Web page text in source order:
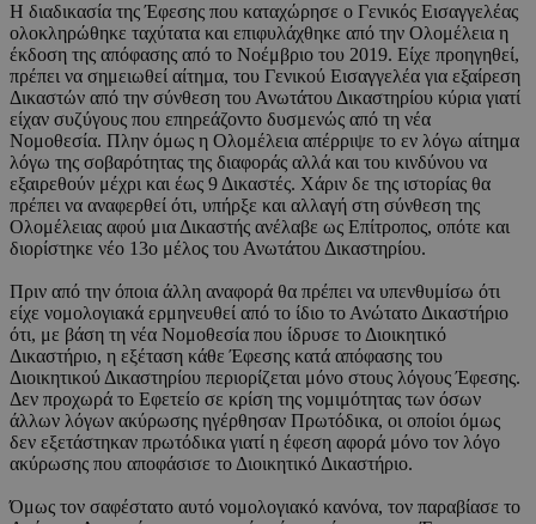
Η διαδικασία της Έφεσης που καταχώρησε ο Γενικός Εισαγγελέας
ολοκληρώθηκε ταχύτατα και επιφυλάχθηκε από την Ολομέλεια η
έκδοση της απόφασης από το Νοέμβριο του 2019. Είχε προηγηθεί,
πρέπει να σημειωθεί αίτημα, του Γενικού Εισαγγελέα για εξαίρεση
Δικαστών από την σύνθεση του Ανωτάτου Δικαστηρίου κύρια γιατί
είχαν συζύγους που επηρεάζοντο δυσμενώς από τη νέα
Νομοθεσία. Πλην όμως η Ολομέλεια απέρριψε το εν λόγω αίτημα
λόγω της σοβαρότητας της διαφοράς αλλά και του κινδύνου να
εξαιρεθούν μέχρι και έως 9 Δικαστές. Χάριν δε της ιστορίας θα
πρέπει να αναφερθεί ότι, υπήρξε και αλλαγή στη σύνθεση της
Ολομέλειας αφού μια Δικαστής ανέλαβε ως Επίτροπος, οπότε και
διορίστηκε νέο 13ο μέλος του Ανωτάτου Δικαστηρίου.
Πριν από την όποια άλλη αναφορά θα πρέπει να υπενθυμίσω ότι
είχε νομολογιακά ερμηνευθεί από το ίδιο το Ανώτατο Δικαστήριο
ότι, με βάση τη νέα Νομοθεσία που ίδρυσε το Διοικητικό
Δικαστήριο, η εξέταση κάθε Έφεσης κατά απόφασης του
Διοικητικού Δικαστηρίου περιορίζεται μόνο στους λόγους Έφεσης.
Δεν προχωρά το Εφετείο σε κρίση της νομιμότητας των όσων
άλλων λόγων ακύρωσης ηγέρθησαν Πρωτόδικα, οι οποίοι όμως
δεν εξετάστηκαν πρωτόδικα γιατί η έφεση αφορά μόνο τον λόγο
ακύρωσης που αποφάσισε το Διοικητικό Δικαστήριο.
Όμως τον σαφέστατο αυτό νομολογιακό κανόνα, τον παραβίασε το